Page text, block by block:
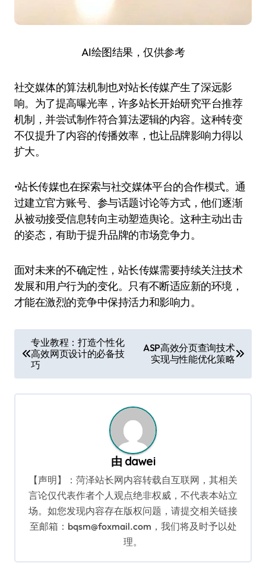
AI绘图结果，仅供参考
社交媒体的算法机制也对站长传媒产生了深远影
响。为了提高曝光率，许多站长开始研究平台推荐
机制，并尝试制作符合算法逻辑的内容。这种转变
不仅提升了内容的传播效率，也让品牌影响力得以
扩大。
•站长传媒也在探索与社交媒体平台的合作模式。通
过建立官方账号、参与话题讨论等方式，他们逐渐
从被动接受信息转向主动塑造舆论。这种主动出击
的姿态，有助于提升品牌的市场竞争力。
面对未来的不确定性，站长传媒需要持续关注技术
发展和用户行为的变化。只有不断适应新的环境，
才能在激烈的竞争中保持活力和影响力。
章
导
航
专业教程：打造个性化
高效网页设计的必备技
巧
ASP高效分页查询技术
实现与性能优化策略
由 dawei
【声明】：菏泽站长网内容转载自互联网，其相关
言论仅代表作者个人观点绝非权威，不代表本站立
场。如您发现内容存在版权问题，请提交相关链接
至邮箱：bqsm@foxmail.com，我们将及时予以处
理。